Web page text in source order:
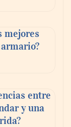
mejores
entre
y una